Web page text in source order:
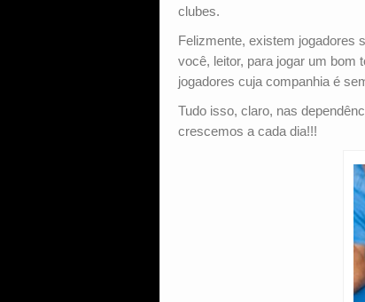
clubes.
Felizmente, existem jogadores
você, leitor, para jogar um bom
jogadores cuja companhia é
Tudo isso, claro, nas
crescemos a cada dia!!!